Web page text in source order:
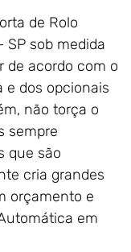
de Rolo
SP sob medida
de acordo com o
dos opcionais
não torça o
sempre
que são
cria grandes
orçamento e
em